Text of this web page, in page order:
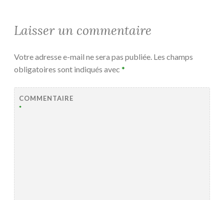
Laisser un commentaire
Votre adresse e-mail ne sera pas publiée. Les champs
obligatoires sont indiqués avec *
COMMENTAIRE
*